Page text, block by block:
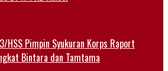
HSS Pimpin Syukuran Korps Raport
Bintara dan Tamtama